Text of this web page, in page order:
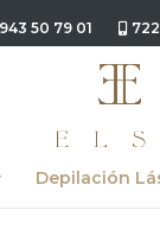
943 50 79 01
Depilación